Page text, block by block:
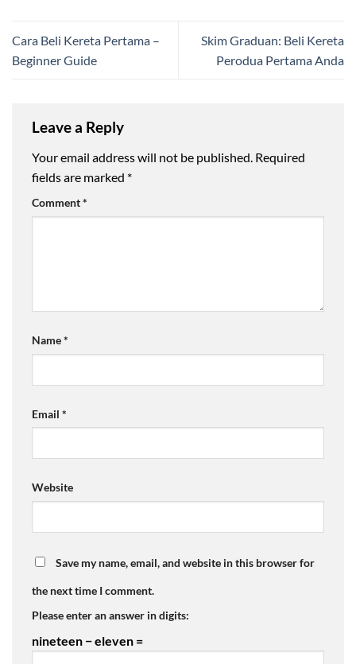
Cara Beli Kereta Pertama –
Beginner Guide
Skim Graduan: Beli Kereta
Perodua Pertama Anda
Leave a Reply
Your email address will not be published. Required
fields are marked *
Comment*
Name*
Email *
Website
Save my name, email, and website in this browser for
the next time I comment.
Please enter an answer in digits:
nineteen − eleven =